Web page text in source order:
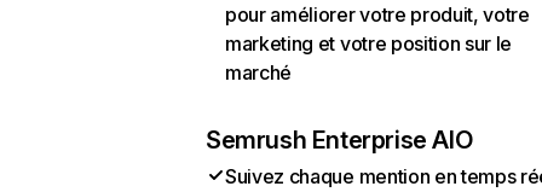
pour améliorer votre produit, votre
marketing et votre position sur le
marché
Semrush Enterprise AIO
Suivez chaque mention en temps